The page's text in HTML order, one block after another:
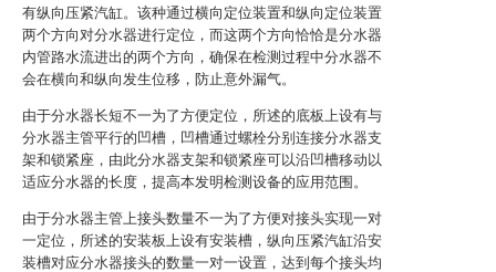
有纵向压紧汽缸。该种通过横向定位装置和纵向定位装置
两个方向对分水器进行定位，而这两个方向恰恰是分水器
内管路水流进出的两个方向，确保在检测过程中分水器不
会在横向和纵向发生位移，防止意外漏气。
由于分水器长短不一为了方便定位，所述的底板上设有与
分水器主管平行的凹槽，凹槽通过螺栓分别连接分水器支
架和锁紧座，由此分水器支架和锁紧座可以沿凹槽移动以
适应分水器的长度，提高本发明检测设备的应用范围。
由于分水器主管上接头数量不一为了方便对接头实现一对
一定位，所述的安装板上设有安装槽，纵向压紧汽缸沿安
装槽对应分水器接头的数量一对一设置，达到每个接头均